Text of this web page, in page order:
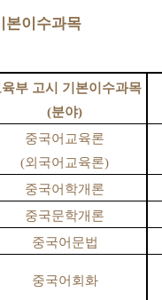
본이수과목
육부 고시 기본이수과목
(분야)
중국어교육론
(외국어교육론)
중국어학개론
중국문학개론
중국어문법
중국어회화